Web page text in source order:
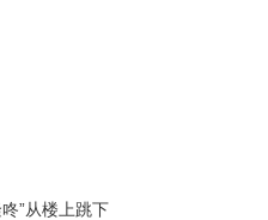
”从楼上跳下